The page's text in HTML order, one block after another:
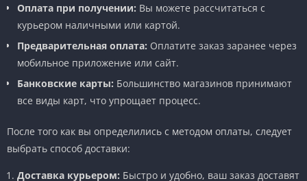
Оплата при получении: Вы можете рассчитаться с
курьером наличными или картой.
Предварительная оплата: Оплатите заказ заранее через
мобильное приложение или сайт.
Банковские карты: Большинство магазинов принимают
все виды карт, что упрощает процесс.
После того как вы определились с методом оплаты, следует
выбрать способ доставки:
Доставка курьером: Быстро и удобно, ваш заказ доставят